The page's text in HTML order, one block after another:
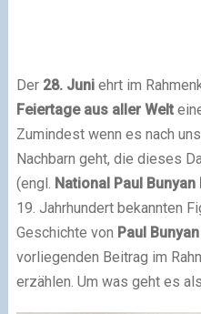
Der 28. Juniehrt im
Feiertage aus aller Welt
Zumindest wenn es nach
Nachbarn geht, die dieses
(engl. National Paul Bunyan
19. Jahrhundert bekannten
Geschichte von Paul Bunyan
vorliegenden Beitrag im
erzählen. Um was geht es